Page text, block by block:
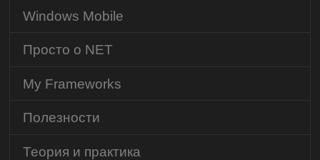
Windows Mobile
Просто о NET
My Frameworks
Полезности
Теория и практика